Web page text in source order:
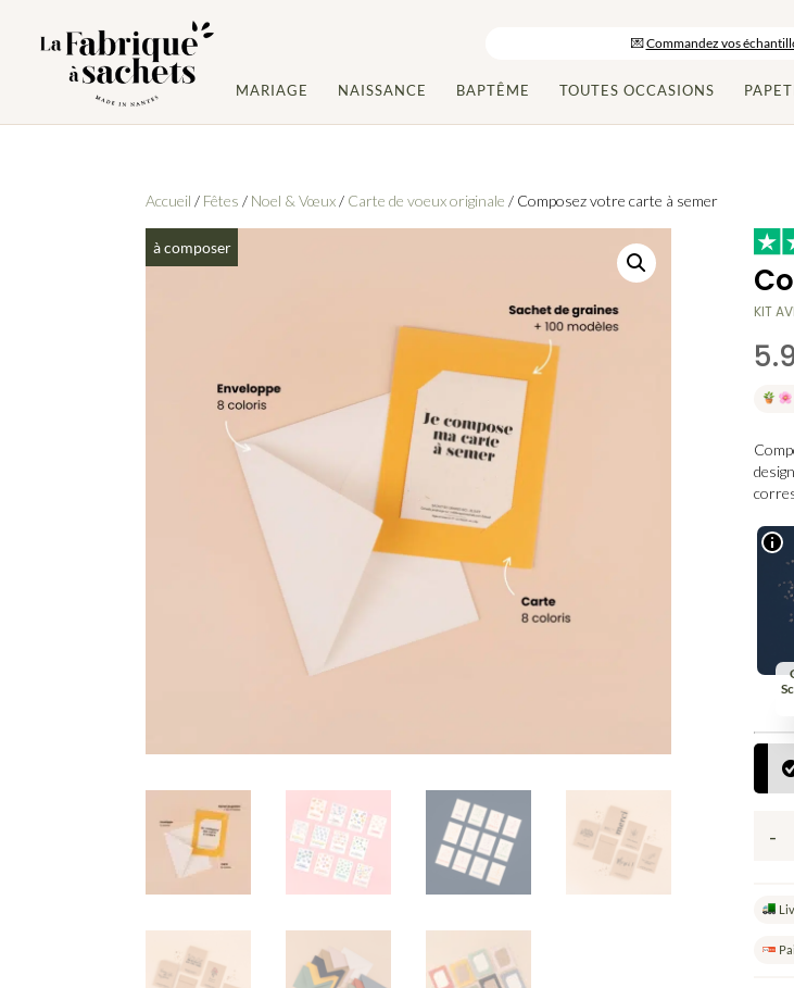
💌Commandez vos
MARIAGE NAISSANCE BAPTÊME TOUTES OCCASIONS
Accueil / Fêtes / Noel & Vœux/ Carte de voeux originale / Composez votre carte à semer
à composer
KIT
-
votre
carte